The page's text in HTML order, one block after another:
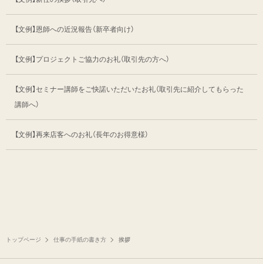
【文例】恩師への近況報告（新卒者向け）
【文例】プロジェクトご協力のお礼（取引先の方へ）
【文例】セミナー講師をご快諾いただいたお礼（取引先に紹介してもらった
講師へ）
【文例】再来店客へのお礼（長年のお得意様）
トップページ 仕事の手紙の書き方 挨拶